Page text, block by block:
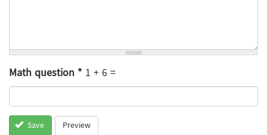
Math question* 1 + 6 =
Save Preview